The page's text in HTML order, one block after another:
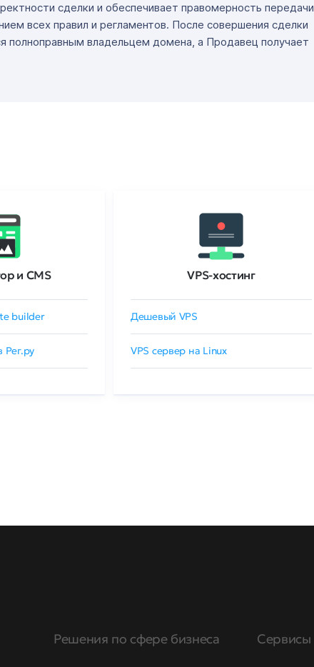
сделки и обеспечивает правомерность передачи
всех правил и регламентов. После совершения сделки
полноправным владельцем домена, а Продавец получает
и CMS
builder
Рег.ру
VPS-хостинг
Дешевый VPS
VPS сервер на Linux
Решения по сфере бизнеса Сервисы